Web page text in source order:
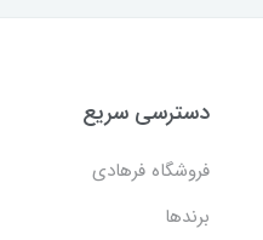
دسترسی سریع
فروشگاه فرهادی
برندها